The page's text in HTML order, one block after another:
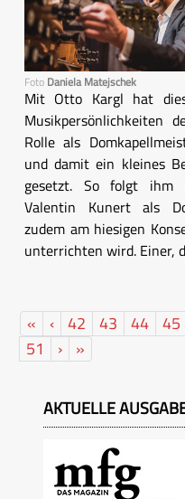
Foto Daniela Matejschek
Mit Otto Kargl hat
Musikpersönlichkeiten
Rolle als
und damit ein kleines
gesetzt. So folgt ihm
Valentin Kunert als
zudem am hiesigen
unterrichten wird. Einer,
« ‹ 42 43 44 45
51
› »
AKTUELLE